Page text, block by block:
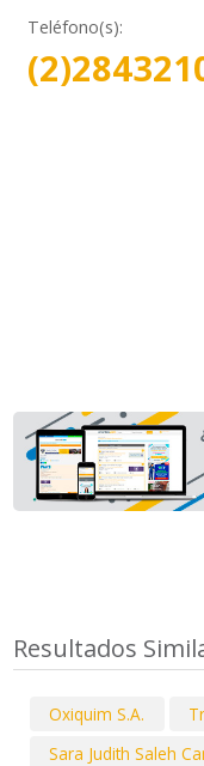
Teléfono(s):
Resultados
Oxiquim S.A.
Sara Judith Saleh